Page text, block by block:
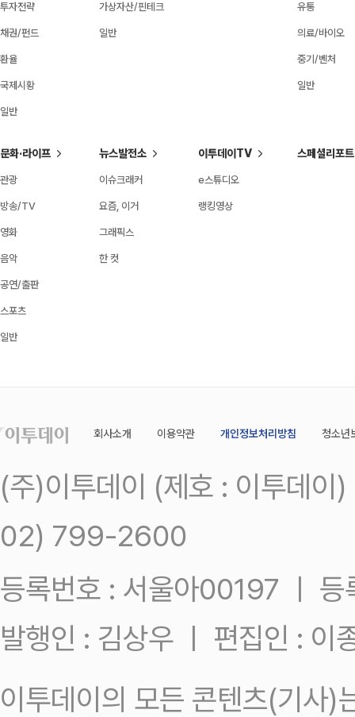
투자전략
채권/펀드
환율
국제시황
일반
가상자산/핀테크
일반
유통
의료/바이오
중기/벤처
일반
문화·라이프
관광
방송/TV
영화
음악
공연/출판
스포츠
일반
뉴스발전소
이슈크래커
요즘, 이거
그래픽스
한 컷
이투데이TV
e스튜디오
랭킹영상
스페셜리포트
회사소개 이용약관 개인정보처리방침 청소년
(주)이투데이 (제호 : 이투데
02) 799-2600
등록번호 : 서울아00197 ㅣ
발행인 : 김상우 ㅣ 편집인 : 이
이투데이의 모든 콘텐츠(기사)